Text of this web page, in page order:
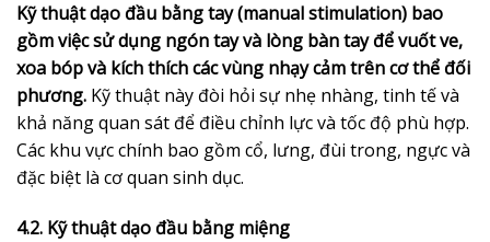
Kỹ thuật dạo đầu bằng tay (manual stimulation) bao
gồm việc sử dụng ngón tay và lòng bàn tay để vuốt ve,
xoa bóp và kích thích các vùng nhạy cảm trên cơ thể đối
phương. Kỹ thuật này đòi hỏi sự nhẹ nhàng, tinh tế và
khả năng quan sát để điều chỉnh lực và tốc độ phù hợp.
Các khu vực chính bao gồm cổ, lưng, đùi trong, ngực và
đặc biệt là cơ quan sinh dục.
4.2. Kỹ thuật dạo đầu bằng miệng